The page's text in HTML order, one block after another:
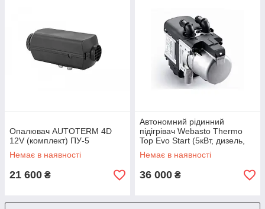
Опалювач AUTOTERM 4D
12V (комплект) ПУ-5
Немає в наявності
21 600 ₴
Автономний рідинний
підігрівач Webasto Thermo
Top Evo Start (5кВт, дизель,
12В)
Немає в наявності
36 000 ₴